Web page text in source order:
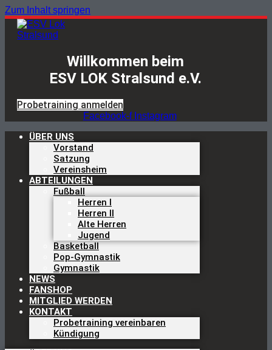
Zum Inhalt springen
Willkommen beim
ESV LOK Stralsund e.V.
Probetraining anmelden
Facebook-f Instagram
ÜBER UNS
Vorstand
Satzung
Vereinsheim
ABTEILUNGEN
Fußball
Herren I
Herren II
Alte Herren
Jugend
Basketball
Pop-Gymnastik
Gymnastik
NEWS
FANSHOP
MITGLIED WERDEN
KONTAKT
Probetraining vereinbaren
Kündigung